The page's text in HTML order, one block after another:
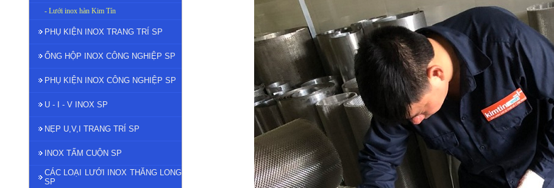
- Lưới inox hàn Kim Tín
PHỤ KIỆN INOX TRANG TRÍ SP
ỐNG HỘP INOX CÔNG NGHIỆP SP
PHỤ KIỆN INOX CÔNG NGHIỆP SP
U - I - V INOX SP
NẸP U,V,I TRANG TRÍ SP
INOX TẤM CUỘN SP
CÁC LOẠI LƯỚI INOX THĂNG LONG
SP